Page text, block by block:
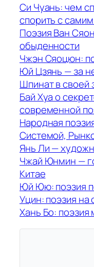
Си Чуань: чем
спорить с
Поэзия Ван
обыденности
Чжэн Сяоцюн:
Юй Цзянь — за
Шпинат в своей
Бай Хуа о
современной
Народная
Системой,
Янь Ли —
Чжай Юнмин —
Китае
Юй Юю: поэзия
Уцин: поэзия на
Хань Бо: поэзия